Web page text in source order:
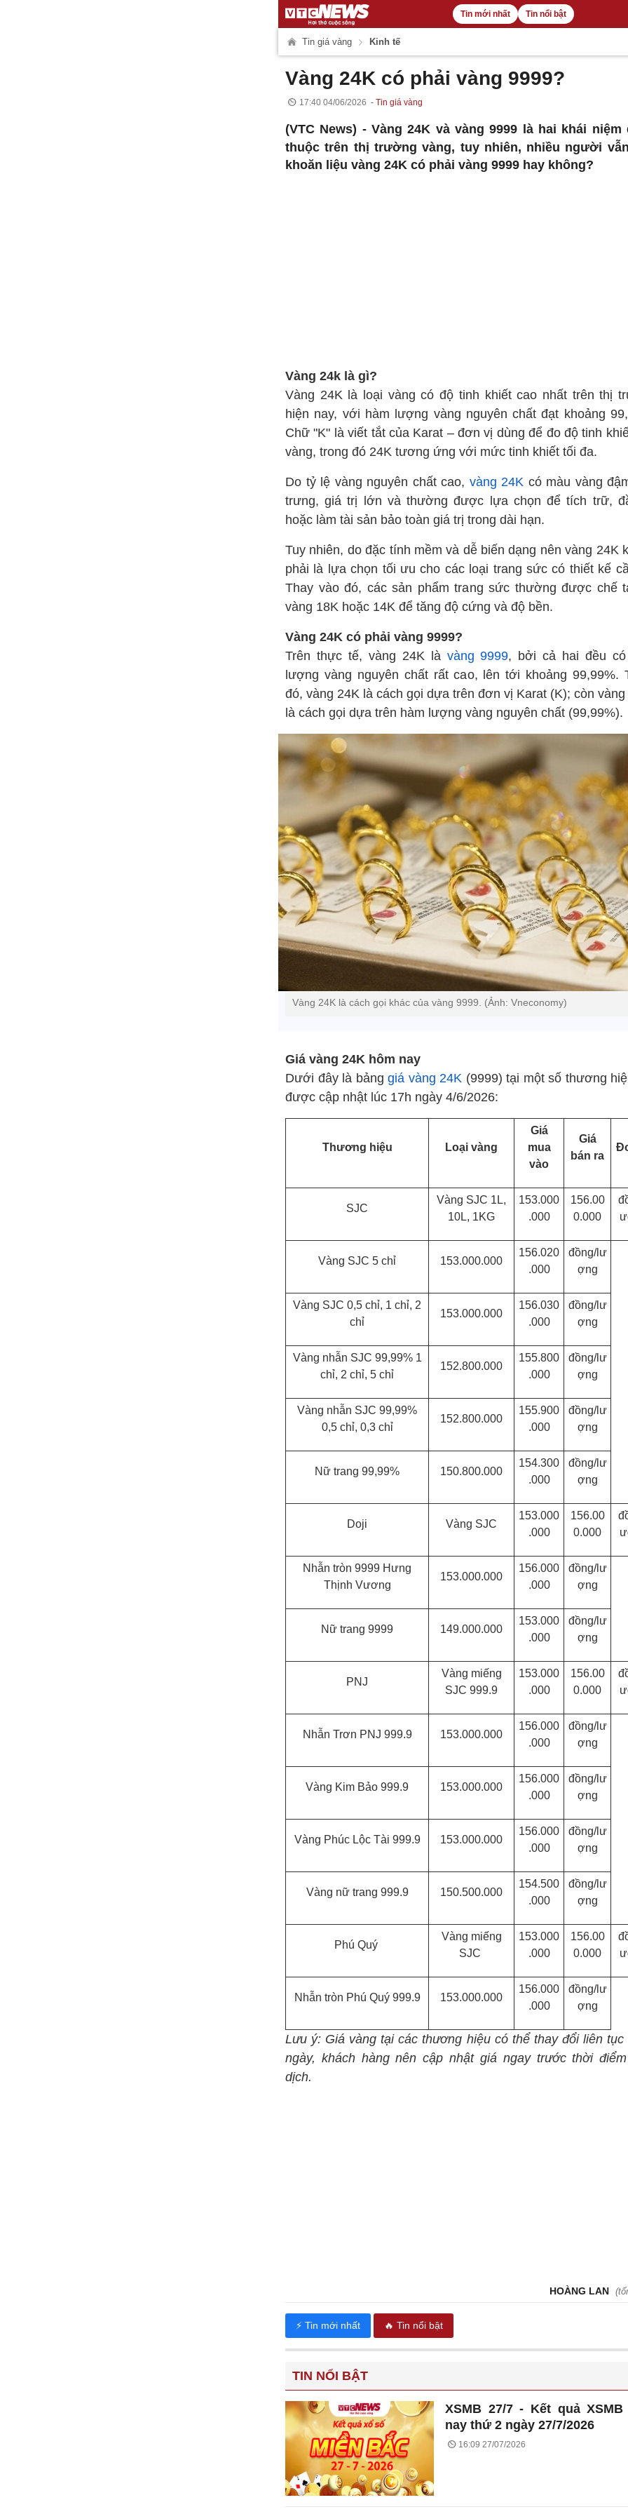
Tin mới nhất Tin nổi bật
Tin giá vàng Kinh tế
Vàng 24K có phải vàng 9999?
17:40 04/06/2026 Tin giá vàng
(VTC News) - Vàng 24K và vàng 9999 là hai khái niệm
thuộc trên thị trường vàng, tuy nhiên, nhiều người
khoăn liệu vàng 24K có phải vàng 9999 hay không?
Vàng 24k là gì?
Vàng 24K là loại vàng có độ tinh khiết cao nhất trên thị
hiện nay, với hàm lượng vàng nguyên chất đạt khoảng
Chữ "K" là viết tắt của Karat – đơn vị dùng để đo độ tinh
vàng, trong đó 24K tương ứng với mức tinh khiết tối đa.
Do tỷ lệ vàng nguyên chất cao, vàng 24K có màu vàng
trưng, giá trị lớn và thường được lựa chọn để tích trữ,
hoặc làm tài sản bảo toàn giá trị trong dài hạn.
Tuy nhiên, do đặc tính mềm và dễ biến dạng nên vàng 24K
phải là lựa chọn tối ưu cho các loại trang sức có thiết kế
Thay vào đó, các sản phẩm trang sức thường được chế
vàng 18K hoặc 14K để tăng độ cứng và độ bền.
Vàng 24K có phải vàng 9999?
Trên thực tế, vàng 24K là vàng 9999, bởi cả hai đều có
lượng vàng nguyên chất rất cao, lên tới khoảng 99,99%.
đó, vàng 24K là cách gọi dựa trên đơn vị Karat (K); còn vàng
là cách gọi dựa trên hàm lượng vàng nguyên chất (99,99%).
Vàng 24K là cách gọi khác của vàng 9999. (Ảnh: Vneconomy)
Giá vàng 24K hôm nay
Dưới đây là bảnggiá vàng 24K (9999) tại một số thương
được cập nhật lúc 17h ngày 4/6/2026:
Thương hiệu Loại vàng
Giá
mua
vào
Giá
bán ra
SJC
Vàng SJC 1L,
10L, 1KG
153.000
.000
156.00
0.000
Vàng SJC 5 chỉ 153.000.000
156.020
.000
đồng/lư
ợng
Vàng SJC 0,5 chỉ, 1 chỉ, 2
chỉ
153.000.000
156.030
.000
đồng/lư
ợng
Vàng nhẫn SJC 99,99% 1
chỉ, 2 chỉ, 5 chỉ
152.800.000
155.800
.000
đồng/lư
ợng
Vàng nhẫn SJC 99,99%
0,5 chỉ, 0,3 chỉ
152.800.000
155.900
.000
đồng/lư
ợng
Nữ trang 99,99% 150.800.000
154.300
.000
đồng/lư
ợng
Doji Vàng SJC
153.000
.000
156.00
0.000
Nhẫn tròn 9999 Hưng
Thịnh Vương
153.000.000
156.000
.000
đồng/lư
ợng
Nữ trang 9999 149.000.000
153.000
.000
đồng/lư
ợng
PNJ
Vàng miếng
SJC 999.9
153.000
.000
156.00
0.000
Nhẫn Trơn PNJ 999.9 153.000.000
156.000
.000
đồng/lư
ợng
Vàng Kim Bảo 999.9 153.000.000
156.000
.000
đồng/lư
ợng
Vàng Phúc Lộc Tài 999.9 153.000.000
156.000
.000
đồng/lư
ợng
Vàng nữ trang 999.9 150.500.000
154.500
.000
đồng/lư
ợng
Phú Quý
Vàng miếng
SJC
153.000
.000
156.00
0.000
Nhẫn tròn Phú Quý 999.9 153.000.000
156.000
.000
đồng/lư
ợng
Lưu ý: Giá vàng tại các thương hiệu có thể thay đổi liên tục
ngày, khách hàng nên cập nhật giá ngay trước thời
dịch.
HOÀNG LAN
⚡ Tin mới nhất 🔥 Tin nổi bật
TIN NỔI BẬT
XSMB 27/7 - Kết quả XSMB
nay thứ 2 ngày 27/7/2026
16:09 27/07/2026